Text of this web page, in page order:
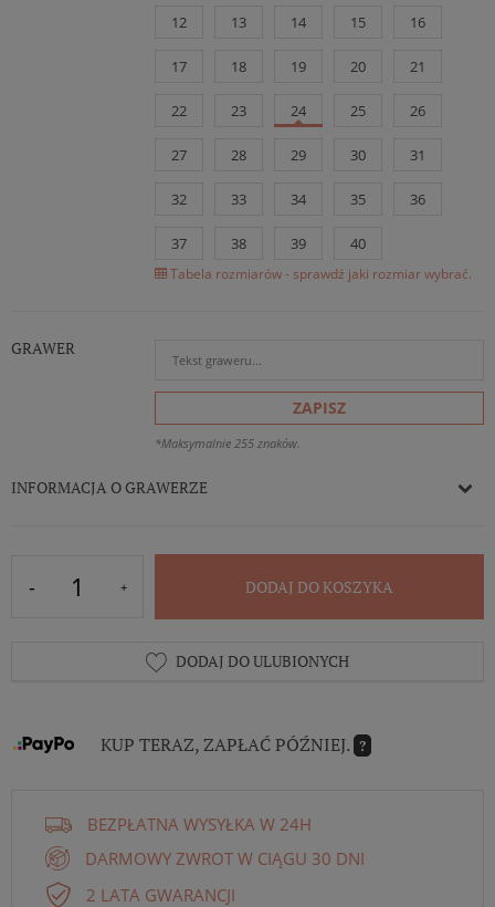
12 13 14 15 16
17 18 19 20 21
22 23 24 25 26
27 28 29 30 31
32 33 34 35 36
37 38 39 40
Tabela rozmiarów - sprawdź jaki rozmiar wybrać.
GRAWER
ZAPISZ
*Maksymalnie 255 znaków.
INFORMACJA O GRAWERZE
DODAJ DO KOSZYKA
DODAJ DO ULUBIONYCH
KUP TERAZ, ZAPŁAĆ PÓŹNIEJ. ?
BEZPŁATNA WYSYŁKA W 24H
DARMOWY ZWROT W CIĄGU 30 DNI
2 LATA GWARANCJI